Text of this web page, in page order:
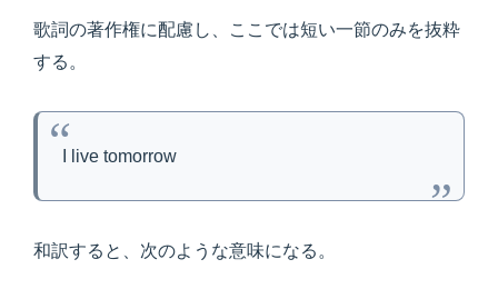
歌詞の著作権に配慮し、ここでは短い一節のみを抜粋
する。
I live tomorrow
和訳すると、次のような意味になる。